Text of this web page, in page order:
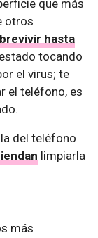
que más
otros
hasta
tocando
el virus; te
el teléfono, es
del teléfono
limpiarla
más